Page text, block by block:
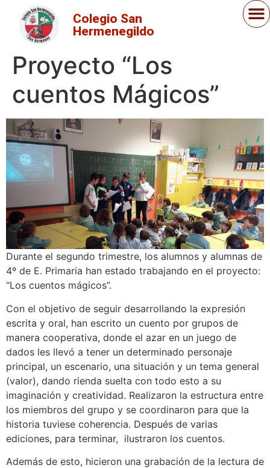
Colegio San
Hermenegildo
Proyecto “Los
cuentos Mágicos”
Durante el segundo trimestre, los alumnos y alumnas de
4º de E. Primaria han estado trabajando en el proyecto:
“Los cuentos mágicos”.
Con el objetivo de seguir desarrollando la expresión
escrita y oral, han escrito un cuento por grupos de
manera cooperativa, donde el azar en un juego de
dados les llevó a tener un determinado personaje
principal, un escenario, una situación y un tema general
(valor), dando rienda suelta con todo esto a su
imaginación y creatividad. Realizaron la estructura entre
los miembros del grupo y se coordinaron para que la
historia tuviese coherencia. Después de varias
ediciones, para terminar, ilustraron los cuentos.
Además de esto, hicieron una grabación de la lectura de